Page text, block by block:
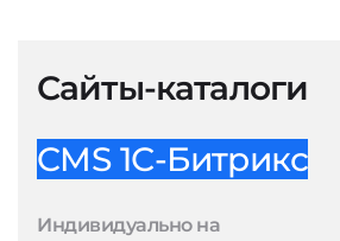
Сайты-каталоги
CMS 1С-Битрикс
Индивидуально на